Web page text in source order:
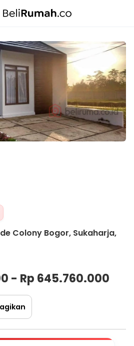
Colony Bogor, Sukaharja,
- Rp 645.760.000